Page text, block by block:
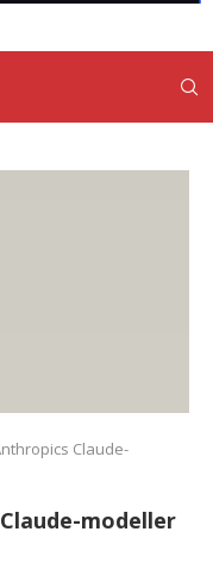
Claude-
modeller